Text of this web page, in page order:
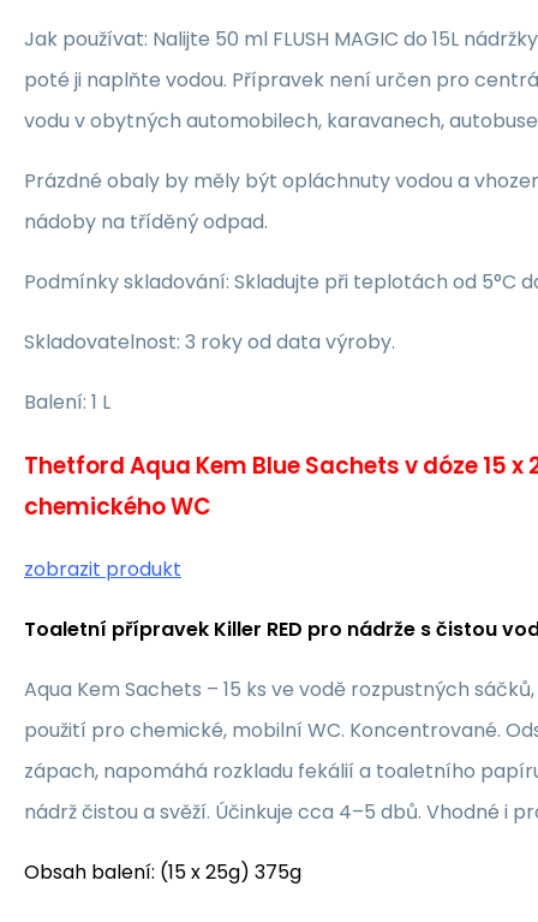
Jak používat: Nalijte 50 ml FLUSH MAGIC do 15L
poté ji naplňte vodou. Přípravek není určen pro
vodu v obytných automobilech, karavanech,
Prázdné obaly by měly být opláchnuty vodou a
nádoby na tříděný odpad.
Podmínky skladování: Skladujte při teplotách od 5°C
Skladovatelnost: 3 roky od data výroby.
Balení: 1 L
Thetford Aqua Kem Blue Sachets v dóze 15
chemického WC
zobrazit produkt
Toaletní přípravek Killer RED pro nádrže s čistou
Aqua Kem Sachets – 15 ks ve vodě rozpustných
použití pro chemické, mobilní WC. Koncentrované.
zápach, napomáhá rozkladu fekálií a toaletního
nádrž čistou a svěží. Účinkuje cca 4–5 dbů. Vhodné i
Obsah balení: (15 x 25g) 375g